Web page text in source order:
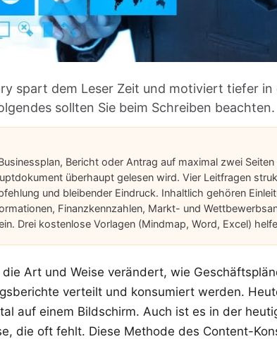
spart dem Leser Zeit und motiviert tiefer in
sollten Sie beim Schreiben beachten.
Bericht oder Antrag auf maximal zwei
überhaupt gelesen wird. Vier Leitfragen
und bleibender Eindruck. Inhaltlich gehören
Finanzkennzahlen, Markt- und
Drei kostenlose Vorlagen (Mindmap, Word, Excel)
Art und Weise verändert, wie
verteilt und konsumiert werden.
auf einem Bildschirm. Auch ist es in der
die oft fehlt. Diese Methode des Content-